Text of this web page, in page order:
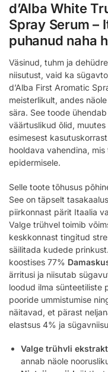
d’Alba White
Spray Serum –
puhanud naha
Väsinud, tuhm ja
niisutust, vaid ka
d’Alba First Aromatic
meisterlikult, andes
sära. See toode
väärtuslikud õlid,
esimesest
hooldava vahendina,
epidermisele.
Selle toote tõhusus
See on täpselt
piirkonnast pärit Itaalia
Valge trühvel toimib
keskkonnast tingitud
säilitada kudede
koostises 77%
ärritusi ja niisutab
loodud ilma sünteetiliste
pooride ummistumise
näitavad, et pärast
elastsus 4% ja
Valge trühvli
annab näole